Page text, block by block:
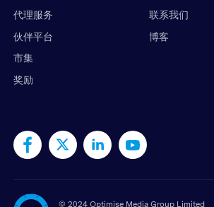
代理服务
伙伴平台
市集
奖励
联系我们
博客
© 2024 Optimise Media Group Limited